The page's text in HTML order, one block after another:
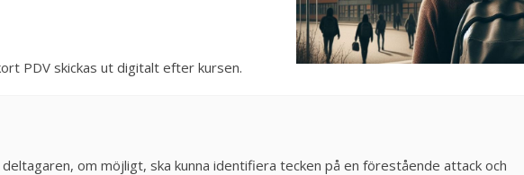
PDV skickas ut digitalt efter kursen.
om möjligt, ska kunna identifiera tecken på en förestående attack och